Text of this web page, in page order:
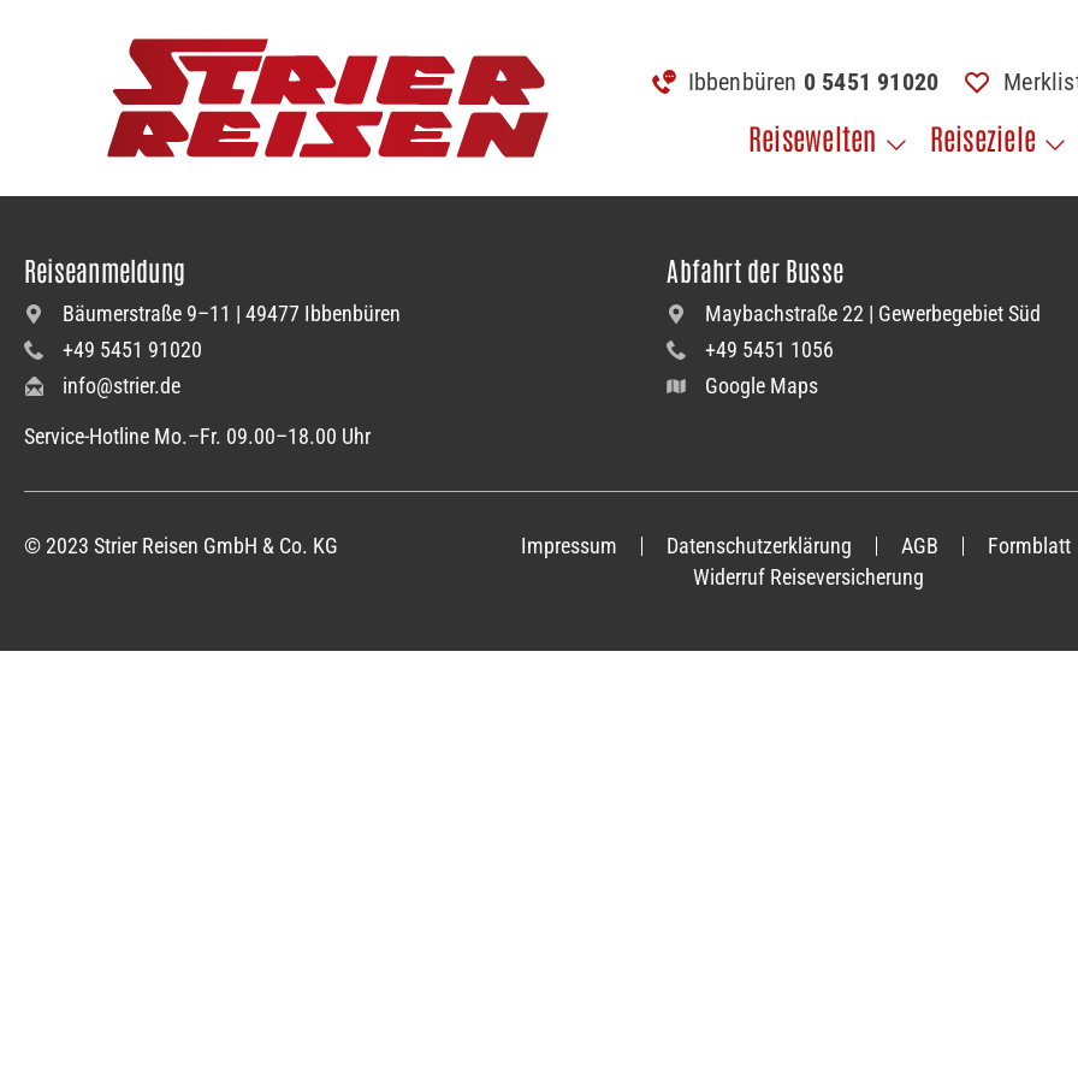
Reisewelten Reiseziele
Ibbenbüren 0 5451 91020
Reiseanmeldung
Bäumerstraße 9–11 | 49477 Ibbenbüren
+49 5451 91020
info@strier.de
Abfahrt der Busse
Maybachstraße 22 | Gewerbegebiet Süd
+49 5451 1056
Google Maps
Service-Hotline Mo.–Fr. 09.00–18.00 Uhr
© 2023 Strier Reisen GmbH & Co. KG Impressum Datenschutzerklärung AGB
Formblatt
Widerruf Reiseversicherung